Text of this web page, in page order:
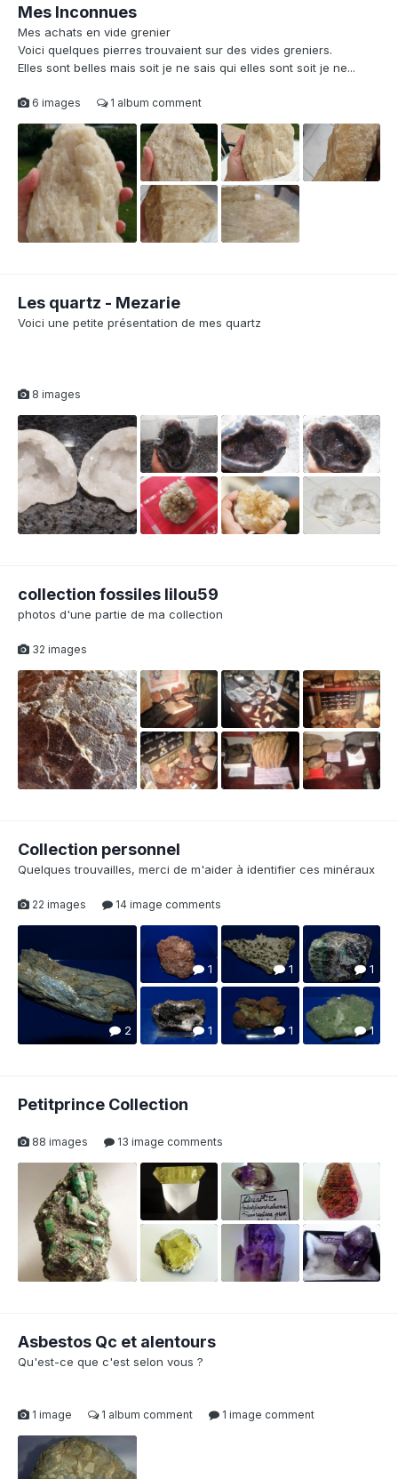
Mes Inconnues
Mes achats en vide grenier
Voici quelques pierres trouvaient sur des vides greniers.
Elles sont belles mais soit je ne sais qui elles sont soit je ne...
6 images 1 album comment
Les quartz - Mezarie
Voici une petite présentation de mes quartz
8 images
collection fossiles lilou59
photos d'une partie de ma collection
32 images
Collection personnel
Quelques trouvailles, merci de m'aider à identifier ces minéraux
22 images 14 image comments
2
1 1 1
1 1 1
2
Petitprince Collection
88 images 13 image comments
Asbestos Qc et alentours
Qu'est-ce que c'est selon vous ?
1 image 1 album comment 1 image comment